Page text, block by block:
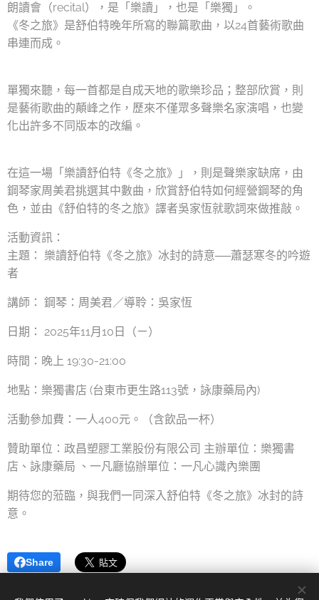
朗讀會（recital），是「樂讀」，也是「樂獨」。
《冬之旅》是舒伯特晚年所寫的聯篇歌曲，以24首藝術歌曲
串連而成。
單獨來聽，每一首都是自成天地的歌樂珍品；整部欣賞，則
是藝術歌曲的顛峰之作，歷來不僅眾多聲樂名家演唱，也變
化出許多不同版本的改編。
在這一場「樂讀舒伯特《冬之旅》」，則是聲樂家缺席，由
鋼琴家周美君挑選其中數曲，欣賞舒伯特如何經營鋼琴的角
色，並由《舒伯特的冬之旅》譯者吳家恆就歌詞來做推敲。
活動資訊：
主題： 樂讀舒伯特《冬之旅》冰封的詩意──蕭瑟寒冬的吟遊
者
講師： 鋼琴：周美君／導聆：吳家恆
日期： 2025年11月10日（ㄧ）
時間：晚上 19:30-21:00
地點：樂獨書店 (台東市更生路113號，詠康藥局內)
活動參加費：一人400元。（含飲品一杯）
贊助單位：政昌塑膠工業股份有限公司 主辦單位：樂獨書
店、詠康藥局 、一凡廳協辦單位：一凡心識內樂團
期待您的蒞臨，與我們一同深入舒伯特《冬之旅》冰封的詩
意。
Share